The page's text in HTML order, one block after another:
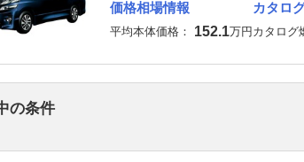
価格相場情報
平均本体価格： 152.1万円
カタロ
カタログ
の条件